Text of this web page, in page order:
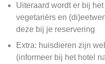
Uiteraard wordt er bij
vegetariërs en
deze bij je reservering
Extra: huisdieren zijn
(informeer bij het hotel